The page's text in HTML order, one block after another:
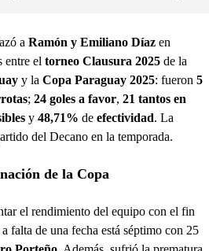
a Ramón y Emiliano Díaz en
entre el torneo Clausura 2025 de la
y la Copa Paraguay 2025: fueron 5
; 24 goles a favor, 21 tantos en
y 48,71% de efectividad. La
del Decano en la temporada.
de la Copa
el rendimiento del equipo con el fin
falta de una fecha está séptimo con 25